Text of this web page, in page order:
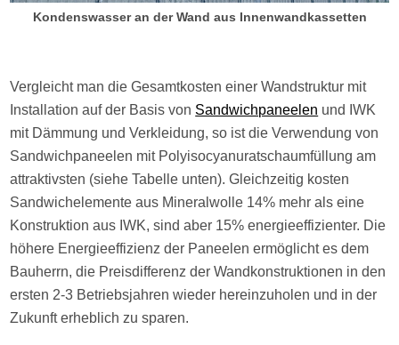
Kondenswasser an der Wand aus Innenwandkassetten
Vergleicht man die Gesamtkosten einer Wandstruktur mit
Installation auf der Basis von Sandwichpaneelen und IWK
mit Dämmung und Verkleidung, so ist die Verwendung von
Sandwichpaneelen mit Polyisocyanuratschaumfüllung am
attraktivsten (siehe Tabelle unten). Gleichzeitig kosten
Sandwichelemente aus Mineralwolle 14% mehr als eine
Konstruktion aus IWK, sind aber 15% energieeffizienter. Die
höhere Energieeffizienz der Paneelen ermöglicht es dem
Bauherrn, die Preisdifferenz der Wandkonstruktionen in den
ersten 2-3 Betriebsjahren wieder hereinzuholen und in der
Zukunft erheblich zu sparen.